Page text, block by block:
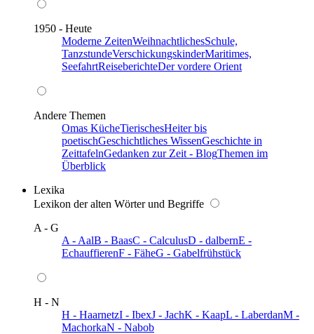
1950 - Heute
Moderne ZeitenWeihnachtlichesSchule,
TanzstundeVerschickungskinderMaritimes,
SeefahrtReiseberichteDer vordere Orient
Andere Themen
Omas KücheTierischesHeiter bis
poetischGeschichtliches WissenGeschichte in
ZeittafelnGedanken zur Zeit - BlogThemen im
Überblick
Lexika
Lexikon der alten Wörter und Begriffe
A - G
A - AalB - BaasC - CalculusD - dalbernE -
EchauffierenF - FäheG - Gabelfrühstück
H - N
H - HaarnetzI - IbexJ - JachK - KaapL - LaberdanM -
MachorkaN - Nabob